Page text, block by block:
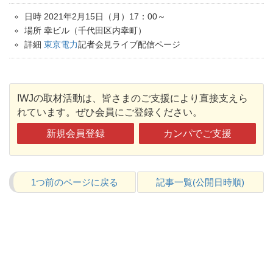
日時 2021年2月15日（月）17：00～
場所 幸ビル（千代田区内幸町）
詳細 東京電力記者会見ライブ配信ページ
IWJの取材活動は、皆さまのご支援により直接支えら
れています。ぜひ会員にご登録ください。
新規会員登録 カンパでご支援
1つ前のページに戻る 記事一覧(公開日時順)